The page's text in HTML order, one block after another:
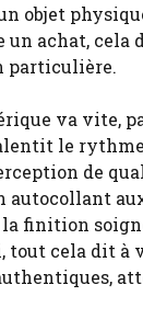
objet
un achat, cela
particulière.
va vite,
le
de
autocollant
finition
tout cela dit à